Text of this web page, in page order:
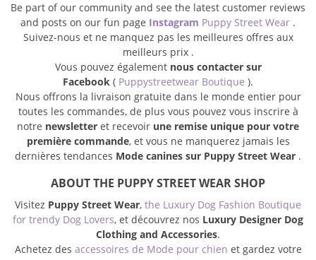
Be part of our community and see the latest customer reviews
and posts on our fun page Instagram Puppy Street Wear .
Suivez-nous et ne manquez pas les meilleures offres aux
meilleurs prix .
Vous pouvez également nous contacter sur
Facebook ( Puppystreetwear Boutique ).
Nous offrons la livraison gratuite dans le monde entier pour
toutes les commandes, de plus vous pouvez vous inscrire à
notre newsletter et recevoir une remise unique pour votre
première commande, et vous ne manquerez jamais les
dernières tendances Mode canines sur Puppy Street Wear .
ABOUT THE PUPPY STREET WEAR SHOP
Visitez Puppy Street Wear, the Luxury Dog Fashion Boutique
for trendy Dog Lovers, et découvrez nos Luxury Designer Dog
Clothing and Accessories.
Achetez des accessoires de Mode pour chien et gardez votre